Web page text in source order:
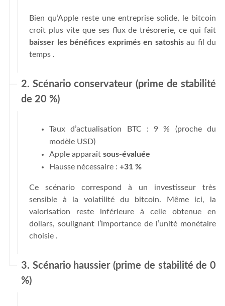
Bien qu’Apple reste une entreprise solide, le bitcoin
croît plus vite que ses flux de trésorerie, ce qui fait
baisser les bénéfices exprimés en satoshisau fil du
temps .
2. Scénario conservateur (prime de stabilité
de 20 %)
Taux d’actualisation BTC : 9 % (proche du
modèle USD)
Apple apparaît sous-évaluée
Hausse nécessaire : +31 %
Ce scénario correspond à un investisseur très
sensible à la volatilité du bitcoin. Même ici, la
valorisation reste inférieure à celle obtenue en
dollars, soulignant l’importance de l’unité monétaire
choisie .
3. Scénario haussier (prime de stabilité de 0
%)